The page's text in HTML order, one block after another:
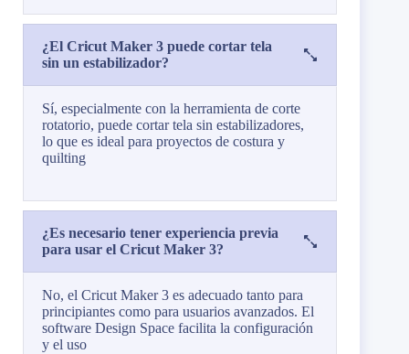
¿El Cricut Maker 3 puede cortar tela
sin un estabilizador?
Sí, especialmente con la herramienta de corte
rotatorio, puede cortar tela sin estabilizadores,
lo que es ideal para proyectos de costura y
quilting​
¿Es necesario tener experiencia previa
para usar el Cricut Maker 3?
No, el Cricut Maker 3 es adecuado tanto para
principiantes como para usuarios avanzados. El
software Design Space facilita la configuración
y el uso​